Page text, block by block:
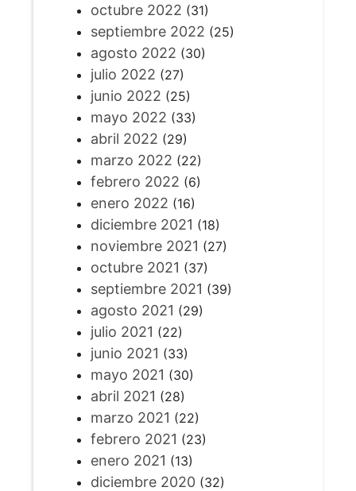
octubre 2022 (31)
septiembre 2022 (25)
agosto 2022 (30)
julio 2022 (27)
junio 2022 (25)
mayo 2022 (33)
abril 2022 (29)
marzo 2022 (22)
febrero 2022 (6)
enero 2022 (16)
diciembre 2021 (18)
noviembre 2021 (27)
octubre 2021 (37)
septiembre 2021 (39)
agosto 2021 (29)
julio 2021 (22)
junio 2021 (33)
mayo 2021 (30)
abril 2021 (28)
marzo 2021 (22)
febrero 2021 (23)
enero 2021 (13)
diciembre 2020(32)